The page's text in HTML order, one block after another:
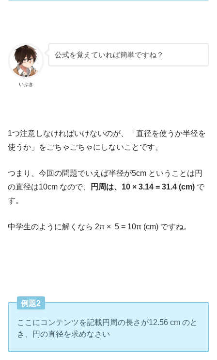
いぶき
公式を覚えていれば簡単ですね？
1つ注意しなければいけないのが、「直径を使うか半径を
使うか」をごちゃごちゃにしないことです。
つまり、今回の問題でいえば半径が5cm ということは円
の直径は10cm なので、
円周は、10 × 3.14 = 31.4 (cm) で
す。
中学生のように解くなら 2π × 5 = 10π (cm) ですね。
例題2
ここにコンテンツを記載円周の長さが12.56 cm のと
き、円の直径を求めなさい